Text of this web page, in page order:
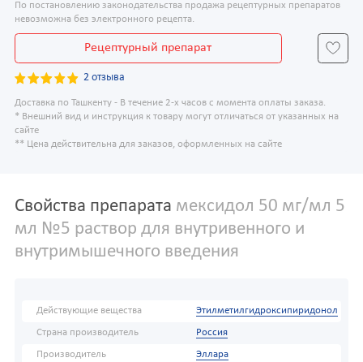
По постановлению законодательства продажа рецептурных препаратов
невозможна без электронного рецепта.
Рецептурный препарат
2 отзыва
Доставка по Ташкенту - В течение 2-х часов с момента оплаты заказа.
* Внешний вид и инструкция к товару могут отличаться от указанных на
сайте
** Цена действительна для заказов, оформленных на сайте
Свойства препарата мексидол 50 мг/мл 5
мл №5 раствор для внутривенного и
внутримышечного введения
Действующие вещества Этилметилгидроксипиридонол
Страна производитель Россия
Производитель Эллара